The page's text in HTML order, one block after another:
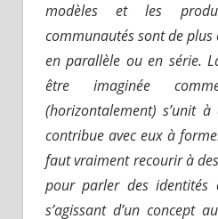
modèles et les
communautés sont de plus
en parallèle ou en série.
être imaginée
(horizontalement) s’unit
contribue avec eux à
faut vraiment recourir à
pour parler des identités
s’agissant d’un concept